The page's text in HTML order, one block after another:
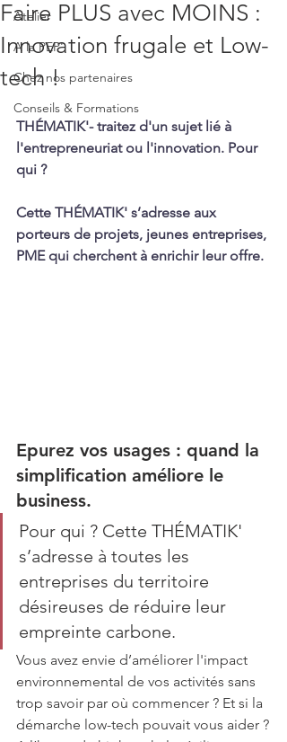
Atelier
A la PEP'
Chez nos partenaires
Conseils & Formations
Faire PLUS avec MOINS :
Innovation frugale et Low-
tech !
THÉMATIK'- traitez d'un sujet lié à
l'entrepreneuriat ou l'innovation. Pour
qui ?
Cette THÉMATIK' s’adresse aux
porteurs de projets, jeunes entreprises,
PME qui cherchent à enrichir leur offre.
Epurez vos usages : quand la
simplification améliore le
business.
Pour qui ? Cette THÉMATIK'
s’adresse à toutes les
entreprises du territoire
désireuses de réduire leur
empreinte carbone.
Vous avez envie d’améliorer l'impact
environnemental de vos activités sans
trop savoir par où commencer ? Et si la
démarche low-tech pouvait vous aider ?